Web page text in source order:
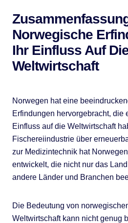
Norwegische
Ihr Einfluss Auf
Weltwirtschaft
Norwegen hat eine
Erfindungen hervorgebracht, die
Einfluss auf die Weltwirtschaft
Fischereiindustrie über
zur Medizintechnik hat
entwickelt, die nicht nur das
andere Länder und Branchen
Die Bedeutung von
Weltwirtschaft kann nicht genug